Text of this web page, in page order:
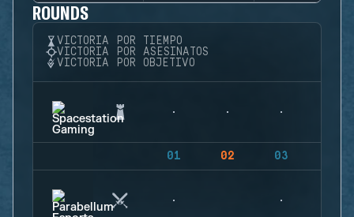
ROUNDS
VICTORIA POR TIEMPO
VICTORIA POR ASESINATOS
VICTORIA POR OBJETIVO
01 02 03